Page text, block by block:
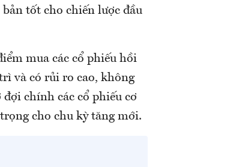
tốt cho chiến lược đầu
mua các cổ phiếu hồi
và có rủi ro cao, không
chính các cổ phiếu cơ
cho chu kỳ tăng mới.